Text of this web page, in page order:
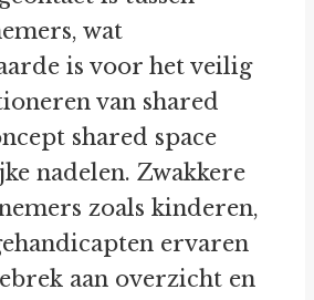
wat
is voor het veilig
van shared
shared space
nadelen. Zwakkere
zoals kinderen,
ervaren
aan overzicht en